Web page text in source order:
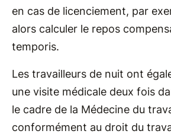
en cas de licenciement, par
alors calculer le repos
temporis.
Les travailleurs de nuit ont
une visite médicale deux fois
le cadre de la Médecine du
conformément au droit du